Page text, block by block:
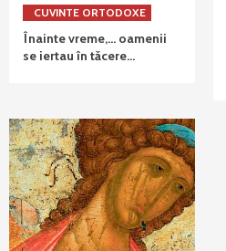
CUVINTE ORTODOXE
Înainte vreme,… oamenii
se iertau în tăcere…